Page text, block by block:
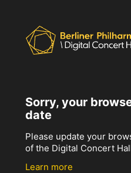
Sorry, your
date
Please update your
of the Digital Concert
Learn more